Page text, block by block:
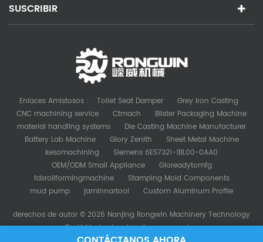
SUSCRIBIR
Enlaces Amistosos : Toilet Seat Damper
Grey Iron Casting
CNC machining service
Ctmach
Blister Packaging Machine
material handling systems
Die Casting Machine Manufacturer
Battery Lab Machine
Glory Zenith
Sheet Metal Machine
kesomachining
Siemens 6ES7321-1BL00-0AA0
OEM/ODM Small Appliance
Gloreadytomfg
fdsrollformingmachine
Stamping Mold Components
mud pump
jaminnartool Custom Aluminum Profile
derechos de autor © 2026 Nanjing Rongwin Machinery Technology
Co.,Ltd.todos los derechos reservados.